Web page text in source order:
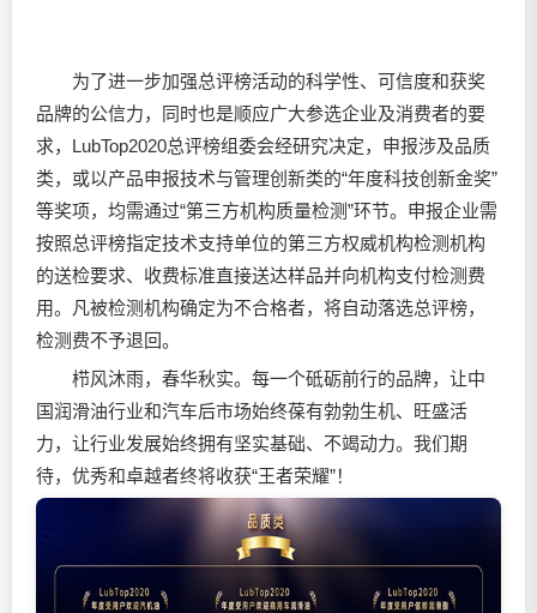
为了进一步加强总评榜活动的科学性、可信度和获奖
品牌的公信力，同时也是顺应广大参选企业及消费者的要
求，LubTop2020总评榜组委会经研究决定，申报涉及品质
类，或以产品申报技术与管理创新类的“年度科技创新金奖”
等奖项，均需通过“第三方机构质量检测”环节。申报企业需
按照总评榜指定技术支持单位的第三方权威机构检测机构
的送检要求、收费标准直接送达样品并向机构支付检测费
用。凡被检测机构确定为不合格者，将自动落选总评榜，
检测费不予退回。
栉风沐雨，春华秋实。每一个砥砺前行的品牌，让中
国润滑油行业和汽车后市场始终葆有勃勃生机、旺盛活
力，让行业发展始终拥有坚实基础、不竭动力。我们期
待，优秀和卓越者终将收获“王者荣耀”！